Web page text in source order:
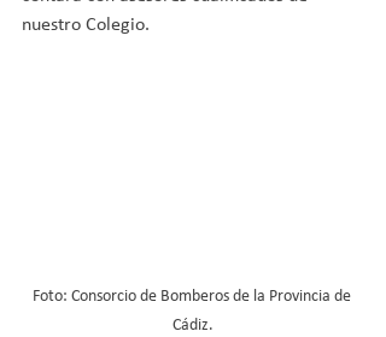
nuestro Colegio.
Foto: Consorcio de Bomberos de la Provincia de
Cádiz.